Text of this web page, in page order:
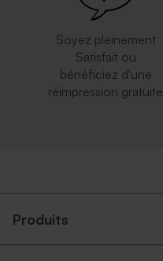
Soyez pleinement
Satisfait ou
bénéficiez d'une
réimpression gratuite
Produits